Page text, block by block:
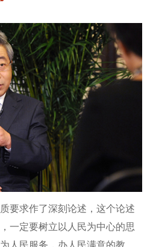
要求作了深刻论述，这个论述
一定要树立以人民为中心的思